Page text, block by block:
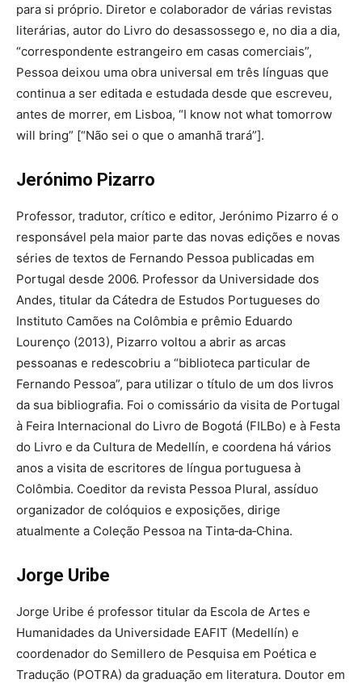
para si próprio. Diretor e colaborador de várias revistas
literárias, autor do Livro do desassossego e, no dia a dia,
“correspondente estrangeiro em casas comerciais”,
Pessoa deixou uma obra universal em três línguas que
continua a ser editada e estudada desde que escreveu,
antes de morrer, em Lisboa, “I know not what tomorrow
will bring” [“Não sei o que o amanhã trará”].
Jerónimo Pizarro
Professor, tradutor, crítico e editor, Jerónimo Pizarro é o
responsável pela maior parte das novas edições e novas
séries de textos de Fernando Pessoa publicadas em
Portugal desde 2006. Professor da Universidade dos
Andes, titular da Cátedra de Estudos Portugueses do
Instituto Camões na Colômbia e prêmio Eduardo
Lourenço (2013), Pizarro voltou a abrir as arcas
pessoanas e redescobriu a “biblioteca particular de
Fernando Pessoa”, para utilizar o título de um dos livros
da sua bibliografia. Foi o comissário da visita de Portugal
à Feira Internacional do Livro de Bogotá (FILBo) e à Festa
do Livro e da Cultura de Medellín, e coordena há vários
anos a visita de escritores de língua portuguesa à
Colômbia. Coeditor da revista Pessoa Plural, assíduo
organizador de colóquios e exposições, dirige
atualmente a Coleção Pessoa na Tinta‑da‑China.
Jorge Uribe
Jorge Uribe é professor titular da Escola de Artes e
Humanidades da Universidade EAFIT (Medellín) e
coordenador do Semillero de Pesquisa em Poética e
Tradução (POTRA) da graduação em literatura. Doutor em